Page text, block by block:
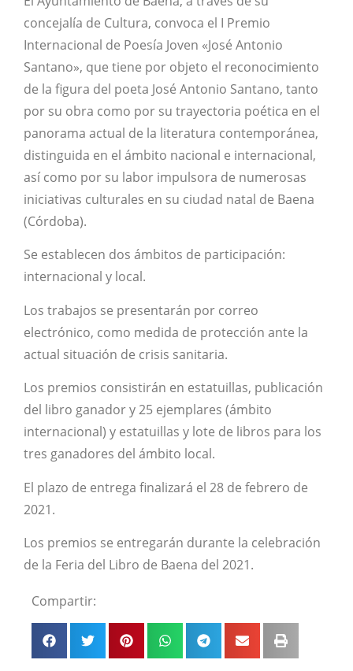
concejalía de Cultura, convoca el I Premio
Internacional de Poesía Joven «José Antonio
Santano», que tiene por objeto el reconocimiento
de la figura del poeta José Antonio Santano, tanto
por su obra como por su trayectoria poética en el
panorama actual de la literatura contemporánea,
distinguida en el ámbito nacional e internacional,
así como por su labor impulsora de numerosas
iniciativas culturales en su ciudad natal de Baena
(Córdoba).
Se establecen dos ámbitos de participación:
internacional y local.
Los trabajos se presentarán por correo
electrónico, como medida de protección ante la
actual situación de crisis sanitaria.
Los premios consistirán en estatuillas, publicación
del libro ganador y 25 ejemplares (ámbito
internacional) y estatuillas y lote de libros para los
tres ganadores del ámbito local.
El plazo de entrega finalizará el 28 de febrero de
2021.
Los premios se entregarán durante la celebración
de la Feria del Libro de Baena del 2021.
Compartir: